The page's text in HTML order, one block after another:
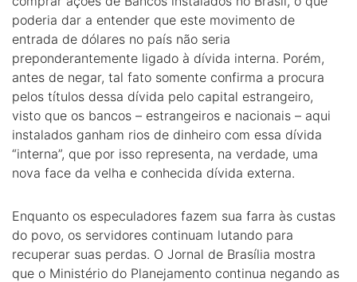
poderia dar a entender que este movimento de
entrada de dólares no país não seria
preponderantemente ligado à dívida interna. Porém,
antes de negar, tal fato somente confirma a procura
pelos títulos dessa dívida pelo capital estrangeiro,
visto que os bancos – estrangeiros e nacionais – aqui
instalados ganham rios de dinheiro com essa dívida
“interna”, que por isso representa, na verdade, uma
nova face da velha e conhecida dívida externa.
Enquanto os especuladores fazem sua farra às custas
do povo, os servidores continuam lutando para
recuperar suas perdas. O Jornal de Brasília mostra
que o Ministério do Planejamento continua negando as